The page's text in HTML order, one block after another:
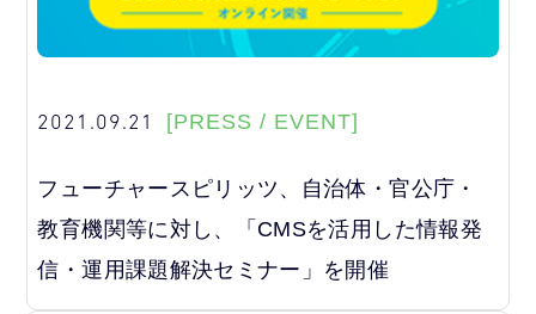
2021.09.21 [PRESS / EVENT]
フューチャースピリッツ、自治体・官公庁・
教育機関等に対し、「CMSを活用した情報発
信・運用課題解決セミナー」を開催